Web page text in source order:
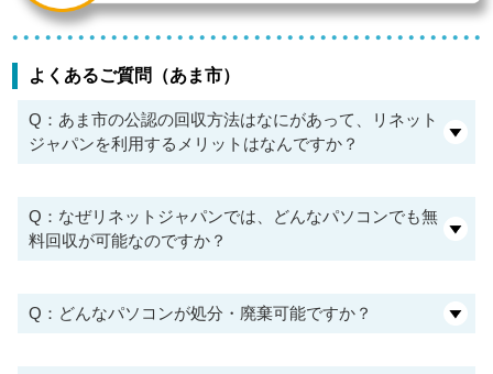
よくあるご質問（あま市）
Q：あま市の公認の回収方法はなにがあって、リネット
ジャパンを利用するメリットはなんですか？
Q：なぜリネットジャパンでは、どんなパソコンでも無
料回収が可能なのですか？
Q：どんなパソコンが処分・廃棄可能ですか？